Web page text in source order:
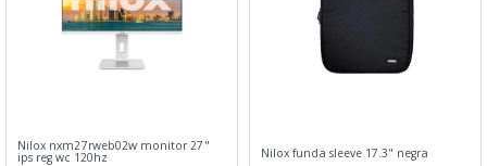
Nilox nxm27rweb02w monitor 27"
ips reg wc 120hz Nilox funda sleeve 17.3" negra